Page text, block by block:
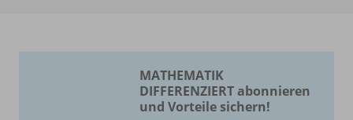
MATHEMATIK
DIFFERENZIERT abonnieren
und Vorteile sichern!